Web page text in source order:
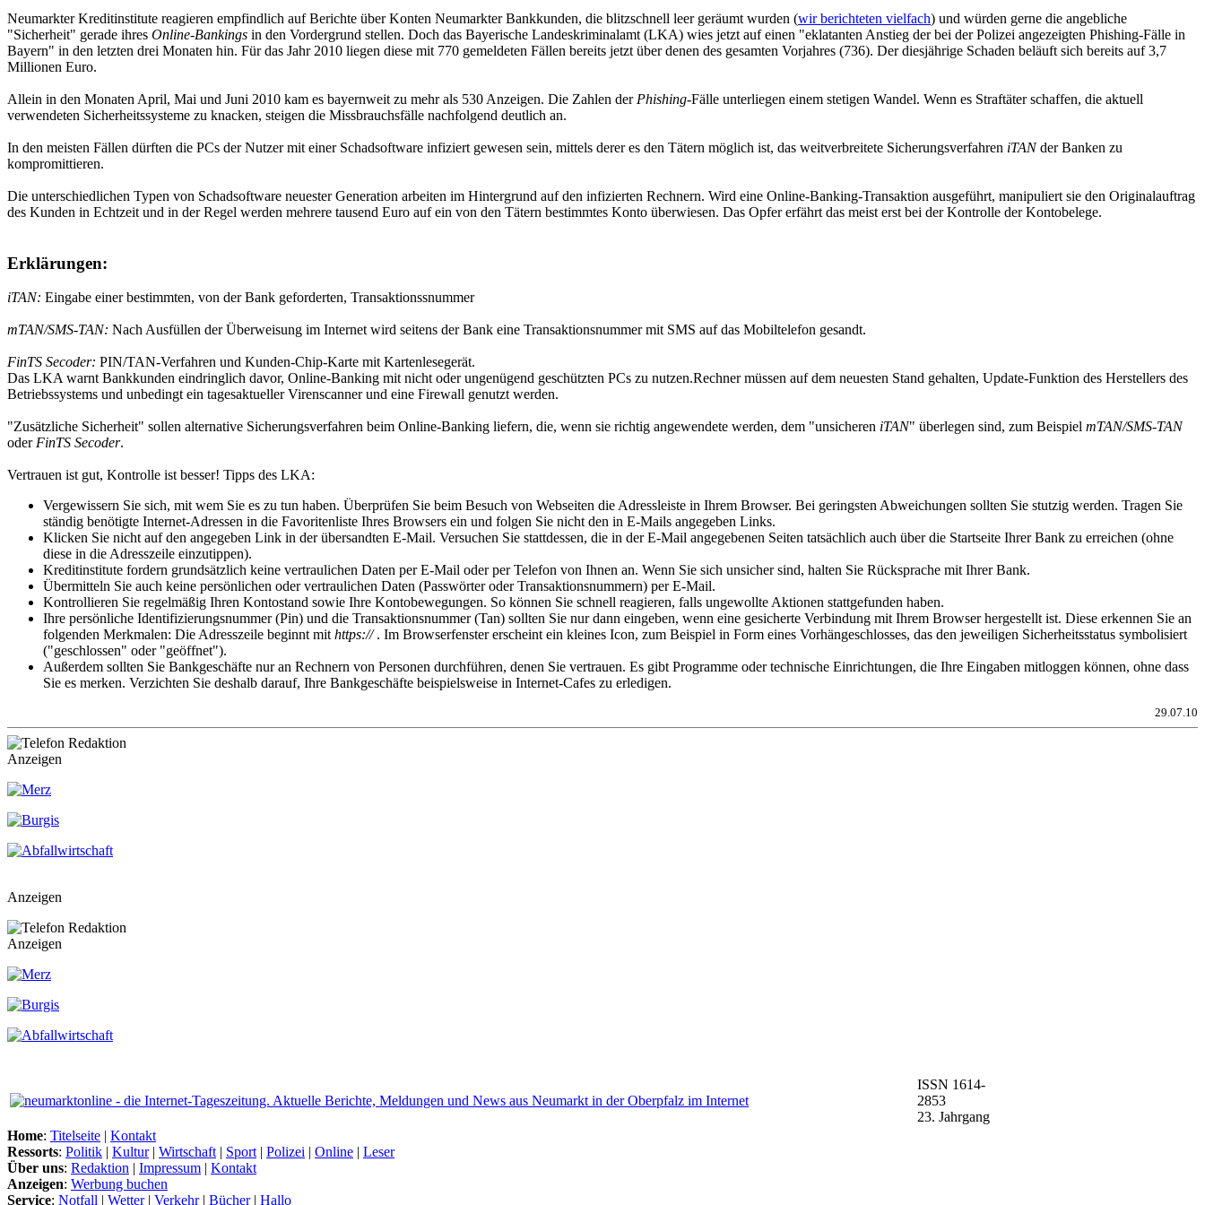
Neumarkter Kreditinstitute reagieren empfindlich auf Berichte über Konten Neumarkter Bankkunden, die blitzschnell leer geräumt wurden (wir berichteten vielfach) und würden gerne die angebliche
"Sicherheit" gerade ihres Online-Bankings in den Vordergrund stellen. Doch das Bayerische Landeskriminalamt (LKA) wies jetzt auf einen "eklatanten Anstieg der bei der Polizei angezeigten Phishing-Fälle in
Bayern" in den letzten drei Monaten hin. Für das Jahr 2010 liegen diese mit 770 gemeldeten Fällen bereits jetzt über denen des gesamten Vorjahres (736). Der diesjährige Schaden beläuft sich bereits auf 3,7
Millionen Euro.
Allein in den Monaten April, Mai und Juni 2010 kam es bayernweit zu mehr als 530 Anzeigen. Die Zahlen der Phishing-Fälle unterliegen einem stetigen Wandel. Wenn es Straftäter schaffen, die aktuell
verwendeten Sicherheitssysteme zu knacken, steigen die Missbrauchsfälle nachfolgend deutlich an.
In den meisten Fällen dürften die PCs der Nutzer mit einer Schadsoftware infiziert gewesen sein, mittels derer es den Tätern möglich ist, das weitverbreitete Sicherungsverfahren iTANder Banken zu
kompromittieren.
Die unterschiedlichen Typen von Schadsoftware neuester Generation arbeiten im Hintergrund auf den infizierten Rechnern. Wird eine Online-Banking-Transaktion ausgeführt, manipuliert sie den Originalauftrag
des Kunden in Echtzeit und in der Regel werden mehrere tausend Euro auf ein von den Tätern bestimmtes Konto überwiesen. Das Opfer erfährt das meist erst bei der Kontrolle der Kontobelege.
Erklärungen:
iTAN: Eingabe einer bestimmten, von der Bank geforderten, Transaktionssnummer
mTAN/SMS-TAN: Nach Ausfüllen der Überweisung im Internet wird seitens der Bank eine Transaktionsnummer mit SMS auf das Mobiltelefon gesandt.
FinTS Secoder: PIN/TAN-Verfahren und Kunden-Chip-Karte mit Kartenlesegerät.
Das LKA warnt Bankkunden eindringlich davor, Online-Banking mit nicht oder ungenügend geschützten PCs zu nutzen.Rechner müssen auf dem neuesten Stand gehalten, Update-Funktion des Herstellers des
Betriebssystems und unbedingt ein tagesaktueller Virenscanner und eine Firewall genutzt werden.
"Zusätzliche Sicherheit" sollen alternative Sicherungsverfahren beim Online-Banking liefern, die, wenn sie richtig angewendete werden, dem "unsicheren iTAN" überlegen sind, zum Beispiel mTAN/SMS-TAN
oder FinTS Secoder.
Vertrauen ist gut, Kontrolle ist besser! Tipps des LKA:
Vergewissern Sie sich, mit wem Sie es zu tun haben. Überprüfen Sie beim Besuch von Webseiten die Adressleiste in Ihrem Browser. Bei geringsten Abweichungen sollten Sie stutzig werden. Tragen Sie
ständig benötigte Internet-Adressen in die Favoritenliste Ihres Browsers ein und folgen Sie nicht den in E-Mails angegeben Links.
Klicken Sie nicht auf den angegeben Link in der übersandten E-Mail. Versuchen Sie stattdessen, die in der E-Mail angegebenen Seiten tatsächlich auch über die Startseite Ihrer Bank zu erreichen (ohne
diese in die Adresszeile einzutippen).
Kreditinstitute fordern grundsätzlich keine vertraulichen Daten per E-Mail oder per Telefon von Ihnen an. Wenn Sie sich unsicher sind, halten Sie Rücksprache mit Ihrer Bank.
Übermitteln Sie auch keine persönlichen oder vertraulichen Daten (Passwörter oder Transaktionsnummern) per E-Mail.
Kontrollieren Sie regelmäßig Ihren Kontostand sowie Ihre Kontobewegungen. So können Sie schnell reagieren, falls ungewollte Aktionen stattgefunden haben.
Ihre persönliche Identifizierungsnummer (Pin) und die Transaktionsnummer (Tan) sollten Sie nur dann eingeben, wenn eine gesicherte Verbindung mit Ihrem Browser hergestellt ist. Diese erkennen Sie an
folgenden Merkmalen: Die Adresszeile beginnt mit https://. Im Browserfenster erscheint ein kleines Icon, zum Beispiel in Form eines Vorhängeschlosses, das den jeweiligen Sicherheitsstatus symbolisiert
("geschlossen" oder "geöffnet").
Außerdem sollten Sie Bankgeschäfte nur an Rechnern von Personen durchführen, denen Sie vertrauen. Es gibt Programme oder technische Einrichtungen, die Ihre Eingaben mitloggen können, ohne dass
Sie es merken. Verzichten Sie deshalb darauf, Ihre Bankgeschäfte beispielsweise in Internet-Cafes zu erledigen.
29.07.10
Anzeigen
Anzeigen
Anzeigen
ISSN 1614-
2853
23. Jahrgang
Home: Titelseite | Kontakt
Ressorts: Politik | Kultur| Wirtschaft | Sport | Polizei | Online | Leser
Über uns: Redaktion | Impressum | Kontakt
Anzeigen: Werbung buchen
Service: Notfall | Wetter| Verkehr| Bücher| Hallo